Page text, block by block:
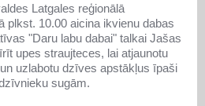
Latgales reģionālā
plkst. 10.00 aicina ikvienu dabas
"Daru labu dabai" talkai Jašas
upes straujteces, lai atjaunotu
uzlabotu dzīves apstākļus īpaši
sugām.